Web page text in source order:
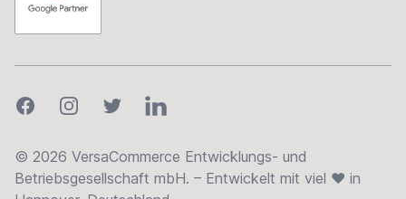
FacebookInstagramTwitterLinkedIn
© 2026 VersaCommerce Entwicklungs- und
Betriebsgesellschaft mbH. – Entwickelt mit viel ❤ in